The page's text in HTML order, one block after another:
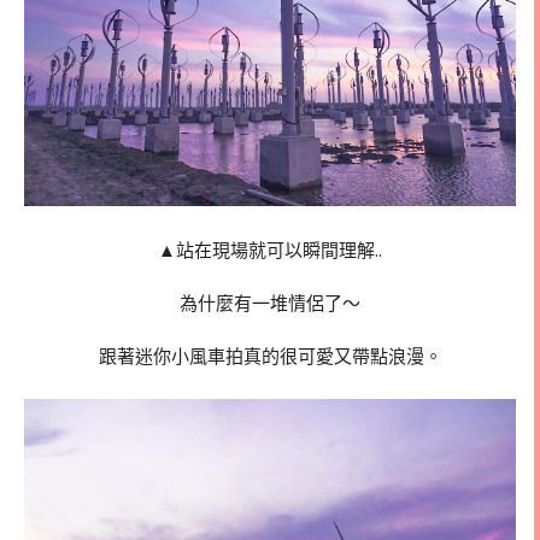
▲站在現場就可以瞬間理解..
為什麼有一堆情侶了～
跟著迷你小風車拍真的很可愛又帶點浪漫。